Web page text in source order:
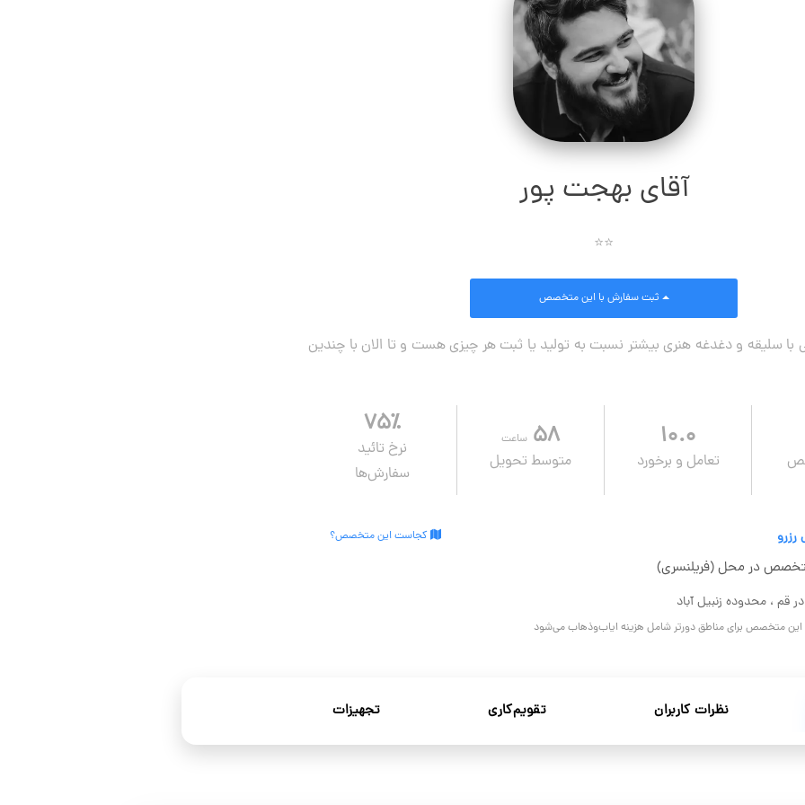
آقای بهجت پور
⭐⭐
با این متخصص
با سلیقه و دغدغه هنری بیشتر نسبت به تولید یا ثبت هر چیزی هست و تا الان با چندین
۱۰.۰
تعامل و برخورد
۵۸ ساعت
متوسط تحویل
۷۵٪
نرخ تائید
سفارش‌ها
در محل (فریلنسری)
قم ، محدوده زنبیل آباد
این متخصص برای مناطق دورتر شامل هزینه ایاب‌وذهاب می‌شود
کجاست این متخصص؟
نظرات کاربران تقویم‌کاری تجهیزات